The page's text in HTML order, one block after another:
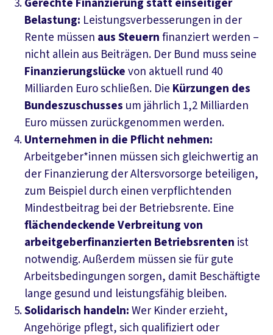
Gerechte Finanzierung statt einseitiger
Belastung: Leistungsverbesserungen in der
Rente müssen aus Steuernfinanziert werden –
nicht allein aus Beiträgen. Der Bund muss seine
Finanzierungslückevon aktuell rund 40
Milliarden Euro schließen. Die Kürzungen des
Bundeszuschusses um jährlich 1,2 Milliarden
Euro müssen zurückgenommen werden.
Unternehmen in die Pflicht nehmen:
Arbeitgeber*innen müssen sich gleichwertig an
der Finanzierung der Altersvorsorge beteiligen,
zum Beispiel durch einen verpflichtenden
Mindestbeitrag bei der Betriebsrente. Eine
flächendeckende Verbreitung von
arbeitgeberfinanzierten Betriebsrenten ist
notwendig. Außerdem müssen sie für gute
Arbeitsbedingungen sorgen, damit Beschäftigte
lange gesund und leistungsfähig bleiben.
Solidarisch handeln:Wer Kinder erzieht,
Angehörige pflegt, sich qualifiziert oder